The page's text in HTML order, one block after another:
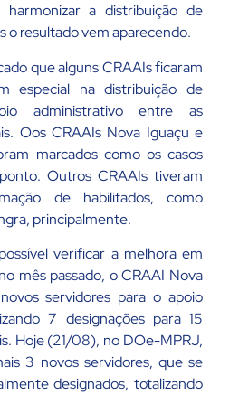
harmonizar a distribuição de
o resultado vem aparecendo.
que alguns CRAAIs ficaram
especial na distribuição de
administrativo entre as
Oos CRAAIs Nova Iguaçu e
marcados como os casos
Outros CRAAIs tiveram
de habilitados, como
principalmente.
verificar a melhora em
mês passado, o CRAAI Nova
servidores para o apoio
7 designações para 15
Hoje (21/08), no DOe-MPRJ,
3 novos servidores, que se
designados, totalizando